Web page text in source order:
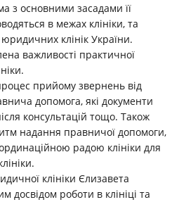
з основними засадами її
в межах клініки, та
клінік України.
важливості практичної
прийому звернень від
допомога, які документи
консультацій тощо. Також
надання правничої допомоги,
радою клініки для
клініки Єлизавета
досвідом роботи в клініці та